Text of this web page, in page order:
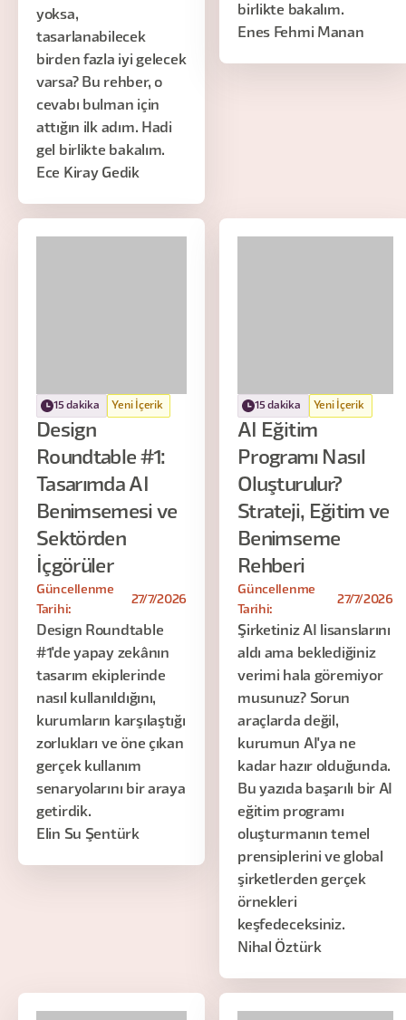
yoksa,
tasarlanabilecek
birden fazla iyi gelecek
varsa? Bu rehber, o
cevabı bulman için
attığın ilk adım. Hadi
gel birlikte bakalım.
Ece Kiray Gedik
birlikte bakalım.
Enes Fehmi Manan
15 dakika Yeni İçerik
Design
Roundtable #1:
Tasarımda AI
Benimsemesi ve
Sektörden
İçgörüler
Güncellenme
Tarihi:
27/7/2026
Design Roundtable
#1'de yapay zekânın
tasarım ekiplerinde
nasıl kullanıldığını,
kurumların karşılaştığı
zorlukları ve öne çıkan
gerçek kullanım
senaryolarını bir araya
getirdik.
Elin Su Şentürk
15 dakika Yeni İçerik
AI Eğitim
Programı Nasıl
Oluşturulur?
Strateji, Eğitim ve
Benimseme
Rehberi
Güncellenme
Tarihi:
27/7/2026
Şirketiniz AI lisanslarını
aldı ama beklediğiniz
verimi hala göremiyor
musunuz? Sorun
araçlarda değil,
kurumun AI'ya ne
kadar hazır olduğunda.
Bu yazıda başarılı bir AI
eğitim programı
oluşturmanın temel
prensiplerini ve global
şirketlerden gerçek
örnekleri
keşfedeceksiniz.
Nihal Öztürk